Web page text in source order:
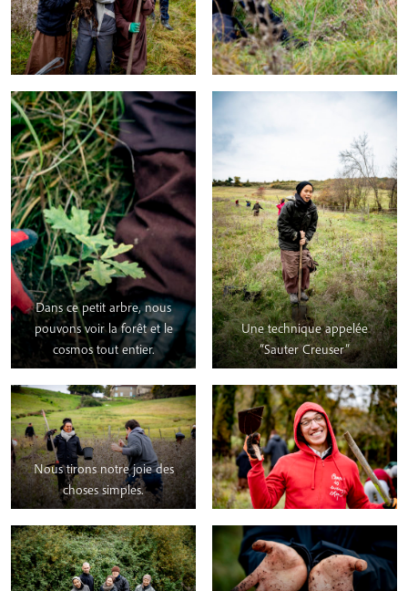
Dans ce petit arbre, nous
pouvons voir la forêt et le
cosmos tout entier.
Une technique appelée
“Sauter Creuser”
Nous tirons notre joie des
choses simples.